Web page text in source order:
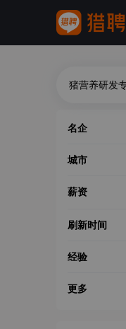
名企
城市
薪资
刷新时间
经验
更多